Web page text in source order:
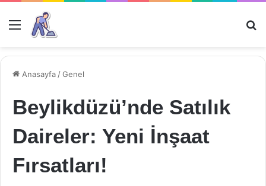
Menü
Anasayfa /Genel
Beylikdüzü’nde Satılık
Daireler: Yeni İnşaat
Fırsatları!